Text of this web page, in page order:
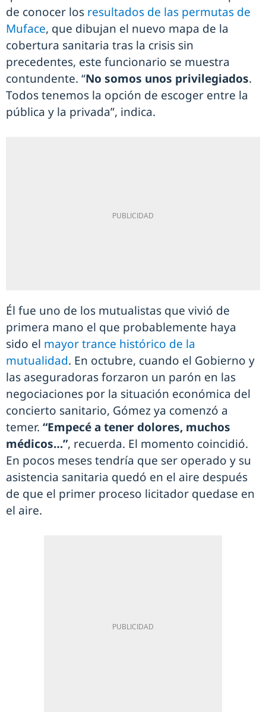
de conocer los resultados de las permutas de
Muface, que dibujan el nuevo mapa de la
cobertura sanitaria tras la crisis sin
precedentes, este funcionario se muestra
contundente. “No somos unos privilegiados.
Todos tenemos la opción de escoger entre la
pública y la privada”, indica.
Él fue uno de los mutualistas que vivió de
primera mano el que probablemente haya
sido el mayor trance histórico de la
mutualidad. En octubre, cuando el Gobierno y
las aseguradoras forzaron un parón en las
negociaciones por la situación económica del
concierto sanitario, Gómez ya comenzó a
temer. “Empecé a tener dolores, muchos
médicos…”, recuerda. El momento coincidió.
En pocos meses tendría que ser operado y su
asistencia sanitaria quedó en el aire después
de que el primer proceso licitador quedase en
el aire.